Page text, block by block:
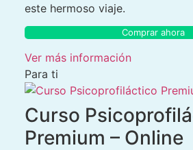
este hermoso viaje.
Comprar ahora
Ver más información
Para ti
Curso
Premium – Online